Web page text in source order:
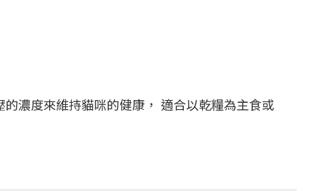
濃度來維持貓咪的健康， 適合以乾糧為主食或